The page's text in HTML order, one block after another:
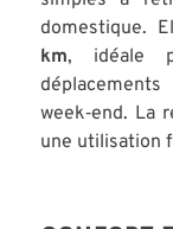
domestique.
km, idéale
week‑end. La
une utilisation